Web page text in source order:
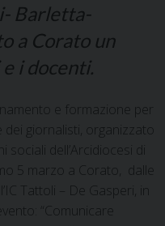
Barletta-
a Corato un
i docenti.
e formazione per
giornalisti, organizzato
sociali dell’Arcidiocesi di
5 marzo a Corato, dalle
Tattoli – De Gasperi, in
“Comunicare